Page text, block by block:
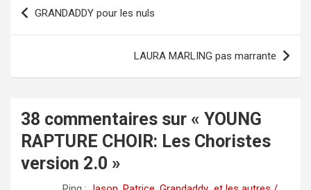
de
GRANDADDY pour les nuls
LAURA MARLING pas marrante
38 commentaires sur « YOUNG
RAPTURE CHOIR: Les Choristes
version 2.0 »